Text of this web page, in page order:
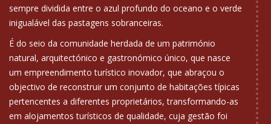
sempre dividida entre o azul profundo do oceano e o verde
inigualável das pastagens sobranceiras.
É do seio da comunidade herdada de um património
natural, arquitectónico e gastronómico único, que nasce
um empreendimento turístico inovador, que abraçou o
objectivo de reconstruir um conjunto de habitações típicas
pertencentes a diferentes proprietários, transformando-as
em alojamentos turísticos de qualidade, cuja gestão foi